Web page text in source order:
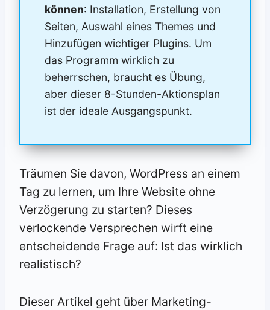
können: Installation, Erstellung von
Seiten, Auswahl eines Themes und
Hinzufügen wichtiger Plugins. Um
das Programm wirklich zu
beherrschen, braucht es Übung,
aber dieser 8-Stunden-Aktionsplan
ist der ideale Ausgangspunkt.
Träumen Sie davon, WordPress an einem
Tag zu lernen, um Ihre Website ohne
Verzögerung zu starten? Dieses
verlockende Versprechen wirft eine
entscheidende Frage auf: Ist das wirklich
realistisch?
Dieser Artikel geht über Marketing-